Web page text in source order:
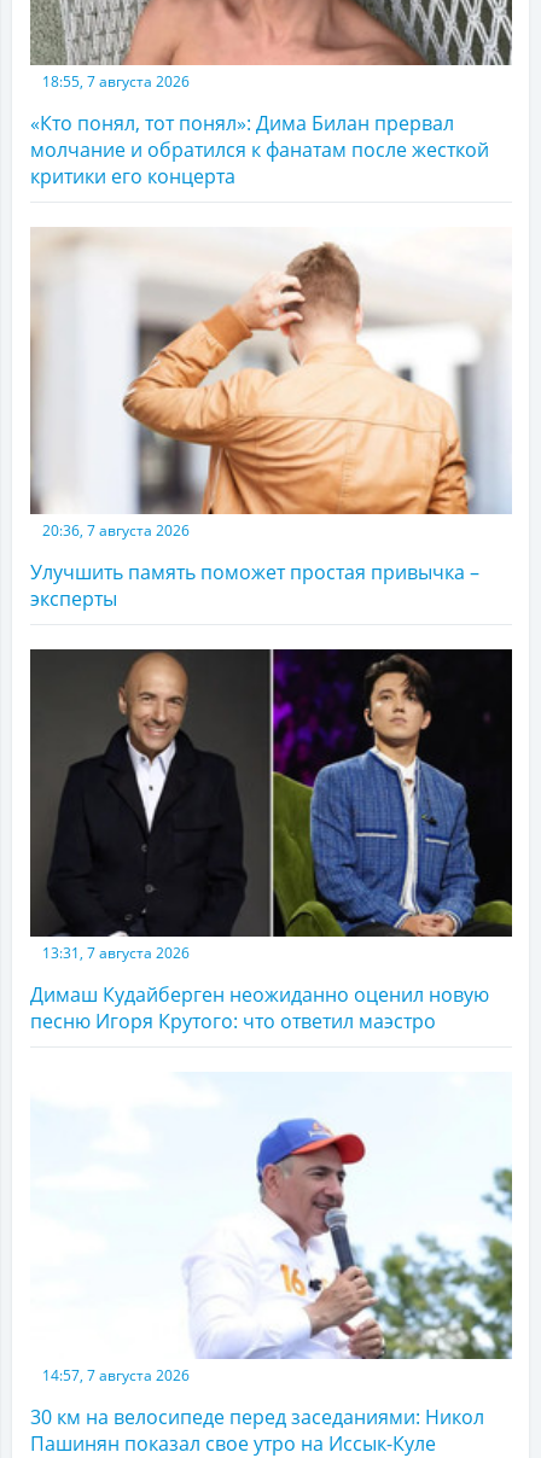
18:55, 7 августа 2026
«Кто понял, тот понял»: Дима Билан прервал
молчание и обратился к фанатам после жесткой
критики его концерта
20:36, 7 августа 2026
Улучшить память поможет простая привычка –
эксперты
13:31, 7 августа 2026
Димаш Кудайберген неожиданно оценил новую
песню Игоря Крутого: что ответил маэстро
14:57, 7 августа 2026
30 км на велосипеде перед заседаниями: Никол
Пашинян показал свое утро на Иссык-Куле